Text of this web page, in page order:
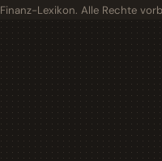
Finanz-Lexikon. Alle Rechte